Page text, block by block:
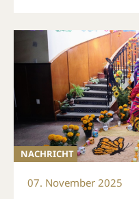
NACHRICHT
07. November 2025